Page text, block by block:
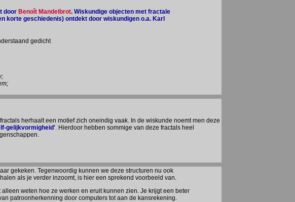
door Benoît Mandelbrot. Wiskundige objecten met fractale
korte geschiedenis) ontdekt door wiskundigen o.a. Karl
gedicht
herhaalt een motief zich oneindig vaak. In de wiskunde noemt men deze
gelijkvormigheid'. Hierdoor hebben sommige van deze fractals heel
gekeken. Tegenwoordig kunnen we deze structuren nu ook
als je verder inzoomt, is hier een sprekend voorbeeld van.
weten hoe ze werken en eruit kunnen zien. Je krijgt een beter
patroonherkenning door computers tot aan de kansrekening.